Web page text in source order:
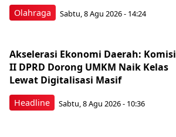
Olahraga Sabtu, 8 Agu 2026 - 14:24
Headline
Akselerasi Ekonomi Daerah: Komisi
II DPRD Dorong UMKM Naik Kelas
Lewat Digitalisasi Masif
Sabtu, 8 Agu 2026 - 10:36